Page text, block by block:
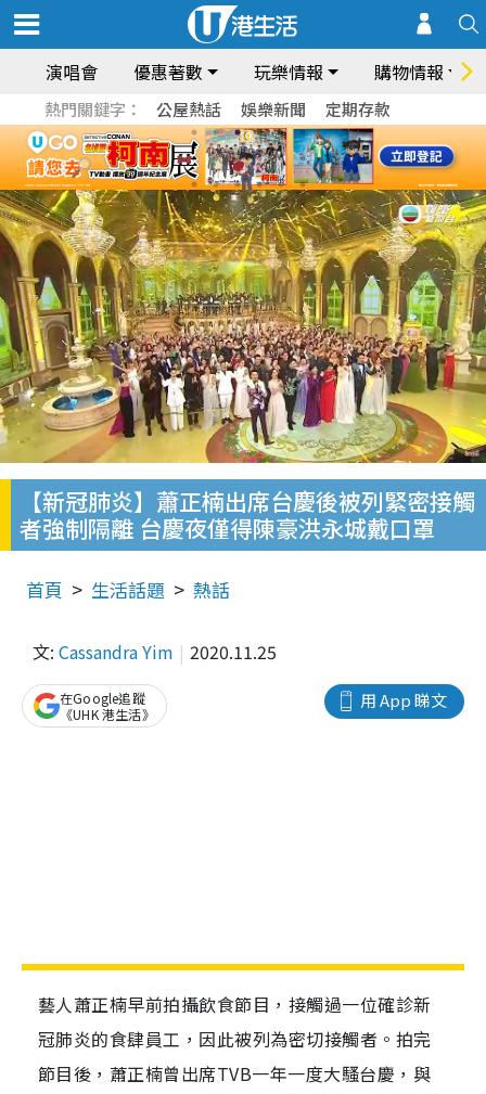
演唱會 優惠著數 玩樂情報 購物情報
熱門關鍵字： 公屋熱話 娛樂新聞 定期存款
【新冠肺炎】蕭正楠出席台慶後被列緊密接觸
者強制隔離 台慶夜僅得陳豪洪永城戴口罩
首頁 生活話題 熱話
文: Cassandra Yim 2020.11.25
用 App 睇文
在Google追蹤
《UHK 港生活》
藝人蕭正楠早前拍攝飲食節目，接觸過一位確診新
冠肺炎的食肆員工，因此被列為密切接觸者。拍完
節目後，蕭正楠曾出席TVB一年一度大騷台慶，與